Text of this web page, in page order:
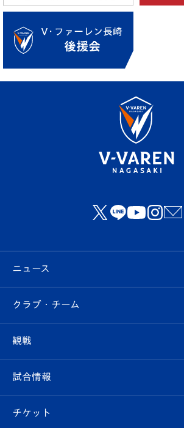
ニュース
すべて
クラブ
試合情報
クラブ・チーム
クラブ概要
観戦
観戦ルール
試合情報
試合日程/結果
チケット